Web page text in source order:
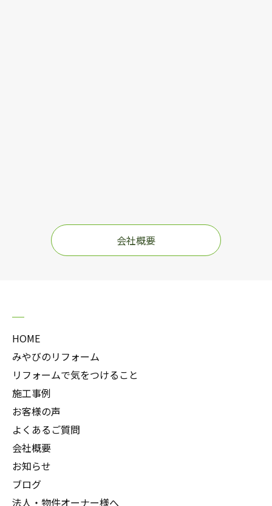
会社概要
HOME
みやびのリフォーム
リフォームで気をつけること
施工事例
お客様の声
よくあるご質問
会社概要
お知らせ
ブログ
法人・物件オーナー様へ